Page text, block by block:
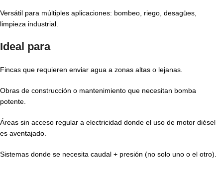
Versátil para múltiples aplicaciones: bombeo, riego, desagües,
limpieza industrial.
Ideal para
Fincas que requieren enviar agua a zonas altas o lejanas.
Obras de construcción o mantenimiento que necesitan bomba
potente.
Áreas sin acceso regular a electricidad donde el uso de motor diésel
es aventajado.
Sistemas donde se necesita caudal + presión (no solo uno o el otro).